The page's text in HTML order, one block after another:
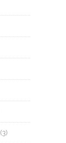
(3)